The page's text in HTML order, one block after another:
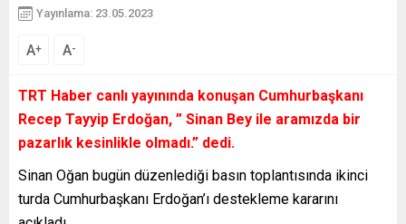
Yayınlama: 23.05.2023
A+ A-
TRT Haber canlı yayınında konuşan Cumhurbaşkanı
Recep Tayyip Erdoğan, ” Sinan Bey ile aramızda bir
pazarlık kesinlikle olmadı.” dedi.
Sinan Oğan bugün düzenlediği basın toplantısında ikinci
turda Cumhurbaşkanı Erdoğan’ı destekleme kararını